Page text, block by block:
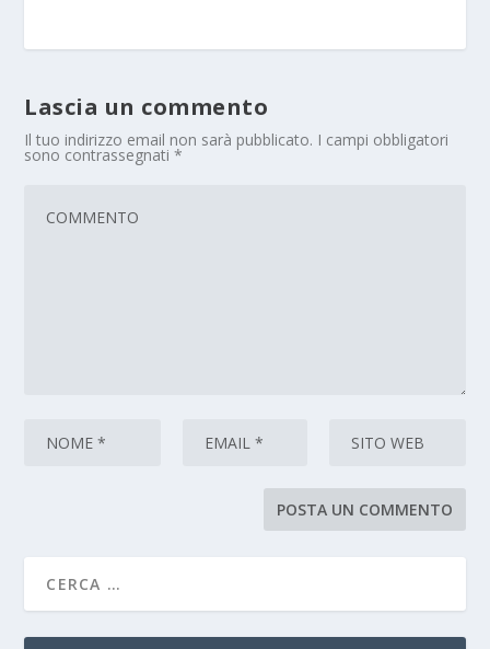
Lascia un commento
Il tuo indirizzo email non sarà pubblicato. I campi obbligatori
sono contrassegnati*